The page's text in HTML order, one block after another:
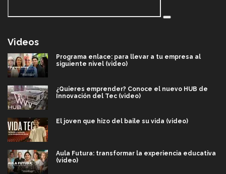
Videos
Programa enlace: para llevar a tu empresa al
siguiente nivel (video)
¿Quieres emprender? Conoce el nuevo HUB de
Innovación del Tec (video)
El joven que hizo del baile su vida (video)
Aula Futura: transformar la experiencia educativa
(video)